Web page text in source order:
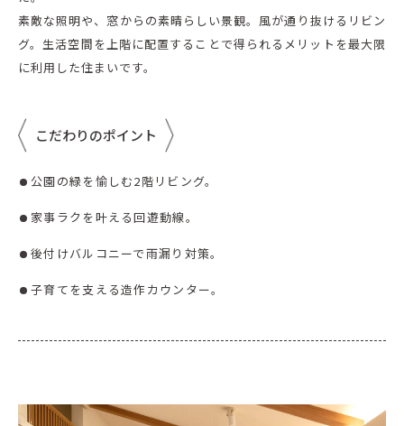
素敵な照明や、窓からの素晴らしい景観。風が通り抜けるリビン
グ。生活空間を上階に配置することで得られるメリットを最大限
に利用した住まいです。
こだわりのポイント
公園の緑を愉しむ2階リビング。
家事ラクを叶える回遊動線。
後付けバルコニーで雨漏り対策。
子育てを支える造作カウンター。